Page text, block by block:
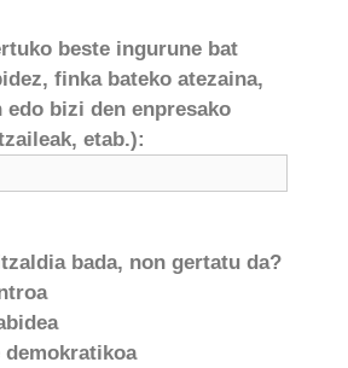
beste ingurune bat
finka bateko atezaina,
edo bizi den enpresako
etab.):
bada, non gertatu da?
demokratikoa